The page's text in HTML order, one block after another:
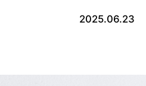
2025.06.23